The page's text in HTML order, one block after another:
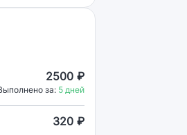
2500 ₽
за: 5 дней
320 ₽